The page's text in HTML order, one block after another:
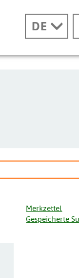
DE
Merkzettel
Gespeicherte